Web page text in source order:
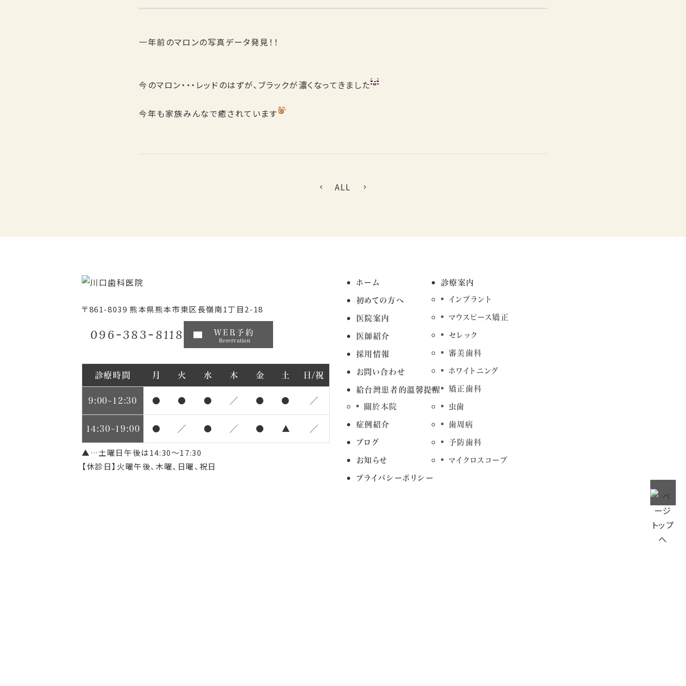
一年前のマロンの写真データ発見！！
今のマロン・・・レッドのはずが、ブラックが濃くなってきました
今年も家族みんなで癒されています
ALL
〒861-8039 熊本県熊本市東区長嶺南1丁目2-18
096-383-8118 WEB予約
Reservation
診療時間 月 火 水 木 金 土 日/祝
9:00~12:30 ● ● ● ／ ● ● ／
14:30~19:00 ● ／ ● ／ ● ▲ ／
▲…土曜日午後は14:30～17:30
【休診日】火曜午後、木曜、日曜、祝日
ホーム
初めての方へ
医院案内
医師紹介
採用情報
お問い合わせ
給台灣患者的溫馨提醒
關於本院
症例紹介
ブログ
お知らせ
プライバシーポリシー
診療案内
インプラント
マウスピース矯正
セレック
審美歯科
ホワイトニング
矯正歯科
虫歯
歯周病
予防歯科
マイクロスコープ